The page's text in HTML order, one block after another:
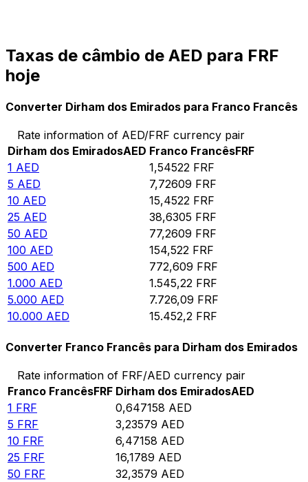
Taxas de câmbio de AED para FRF
hoje
Converter Dirham dos Emirados para Franco Francês
Rate information of AED/FRF currency pair
Dirham dos EmiradosAED Franco FrancêsFRF
1 AED 1,54522 FRF
5 AED 7,72609 FRF
10 AED 15,4522 FRF
25 AED 38,6305 FRF
50 AED 77,2609 FRF
100 AED 154,522 FRF
500 AED 772,609 FRF
1.000 AED 1.545,22 FRF
5.000 AED 7.726,09 FRF
10.000 AED 15.452,2 FRF
Converter Franco Francês para Dirham dos Emirados
Rate information of FRF/AED currency pair
Franco FrancêsFRF Dirham dos EmiradosAED
1 FRF 0,647158 AED
5 FRF 3,23579 AED
10 FRF 6,47158 AED
25 FRF 16,1789 AED
50 FRF 32,3579 AED